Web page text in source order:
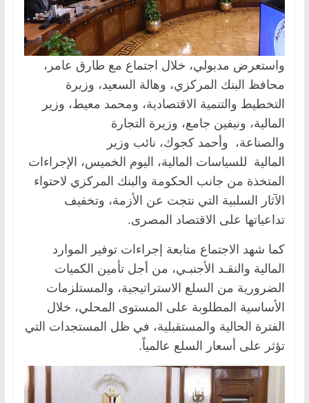
واستعرض مدبولي، خلال اجتماع مع طارق عامر،
محافظ البنك المركزي، وهالة السعيد، وزيرة
التخطيط والتنمية الاقتصادية، ومحمد معيط، وزير
المالية، ونيفين جامع، وزيرة التجارة
والصناعة، وأحمد كجوك، نائب وزير
المالية للسياسات المالية، اليوم الخميس، الإجراءات
المتخذة من جانب الحكومة والبنك المركزي لاحتواء
الآثار السلبية التي نتجت عن الأزمة، وتخفيف
تداعياتها على الاقتصاد المصرى.
كما شهد الاجتماع متابعة إجراءات توفير الموارد
المالية والنقـد الأجنبـي، من أجل تأمين الكميات
الضرورية من السلع الاستراتيجية، والمستلزمات
الأساسية المطلوبة على المستوى المحلي، خلال
الفترة الحالية والمستقبلية، في ظل المستجدات التي
تؤثر على أسعار السلع عالمياً.